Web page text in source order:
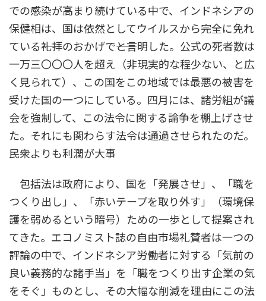
での感染が高まり続けている中で、インドネシアの
保健相は、国は依然としてウイルスから完全に免れ
ている――礼拝のおかげで――と言明した。公式の死者数は
一万三〇〇〇人を超え（非現実的な程少ない、と広
く見られて）、この国をこの地域では最悪の被害を
受けた国の一つにしている。四月には、諸労組が議
会を強制して、この法令に関する論争を棚上げさせ
た。それにも関わらす法令は通過させられたのだ。
民衆よりも利潤が大事
包括法は政府により、国を「発展させ」、「職を
つくり出し」、「赤いテープを取り外す」（環境保
護を弱めるという暗号）ための一歩として提案され
てきた。エコノミスト誌の自由市場礼賛者は一つの
評論の中で、インドネシア労働者に対する「気前の
良い義務的な諸手当」を「職をつくり出す企業の気
をそぐ」ものとし、その大幅な削減を理由にこの法